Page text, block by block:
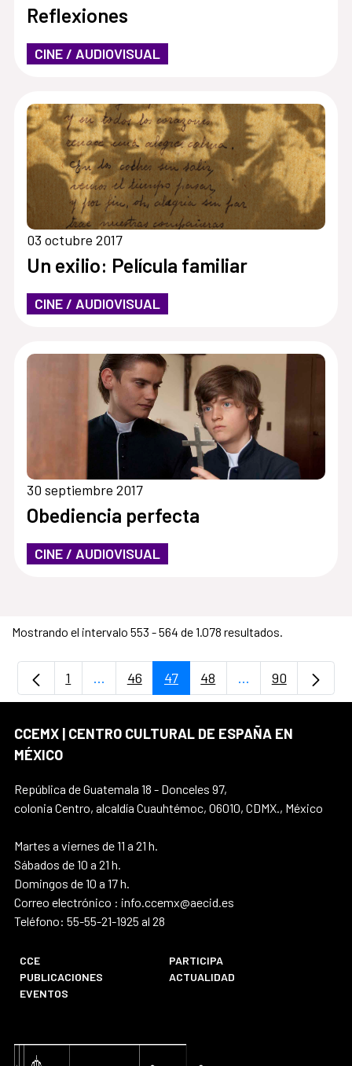
Reflexiones
CINE / AUDIOVISUAL
03 octubre 2017
Un exilio: Película familiar
CINE / AUDIOVISUAL
30 septiembre 2017
Obediencia perfecta
CINE / AUDIOVISUAL
Mostrando el intervalo 553 - 564 de 1.078 resultados.
Página
1 ...Páginas intermedias Use TAB para
Página
46 Página
47 Página
48 ...PáginasPágina
90
CCEMX | CENTRO CULTURAL DE ESPAÑA EN
MÉXICO
República de Guatemala 18 - Donceles 97,
colonia Centro, alcaldía Cuauhtémoc, 06010, CDMX., México
Martes a viernes de 11 a 21 h.
Sábados de 10 a 21 h.
Domingos de 10 a 17 h.
Correo electrónico : info.ccemx@aecid.es
Teléfono: 55-55-21-1925 al 28
CCE
PARTICIPA
PUBLICACIONES
ACTUALIDAD
EVENTOS